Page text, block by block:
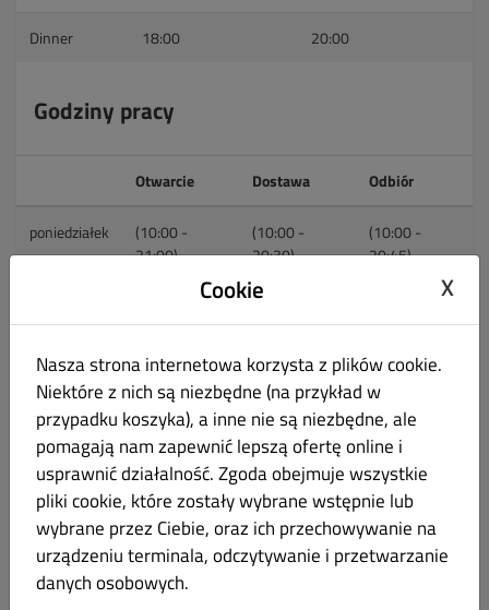
Dinner 18:00 20:00
Godziny pracy
Otwarcie Dostawa Odbiór
poniedziałek
(10:00 -
21:00)
(10:00 -
20:30)
(10:00 -
20:45)
21:00)
(10:00 -
20:30)
20:45)
środa
(10:00 -
21:00)
(10:00 -
20:30)
(10:00 -
20:45)
czwartek
(10:00 -
21:00)
(10:00 -
20:30)
(10:01 -
20:45)
piątek
(10:00 -
22:00)
(10:00 -
21:30)
(10:00 -
21:45)
sobota
(10:00 -
Cookie X
Nasza strona internetowa korzysta z plików cookie.
Niektóre z nich są niezbędne (na przykład w
przypadku koszyka), a inne nie są niezbędne, ale
pomagają nam zapewnić lepszą ofertę online i
usprawnić działalność. Zgoda obejmuje wszystkie
pliki cookie, które zostały wybrane wstępnie lub
wybrane przez Ciebie, oraz ich przechowywanie na
urządzeniu terminala, odczytywanie i przetwarzanie
danych osobowych.